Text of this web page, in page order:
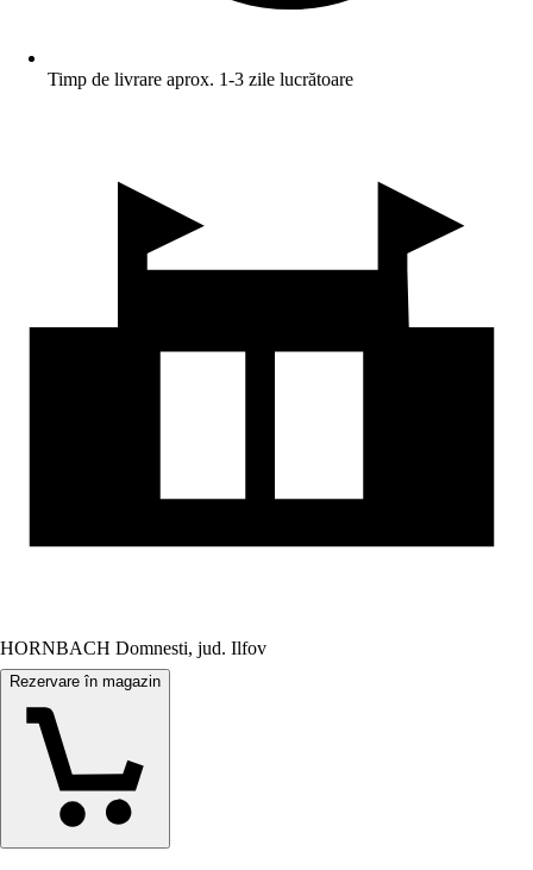
Timp de livrare aprox. 1-3 zile lucrătoare
HORNBACH Domnesti, jud. Ilfov
Rezervare în magazin